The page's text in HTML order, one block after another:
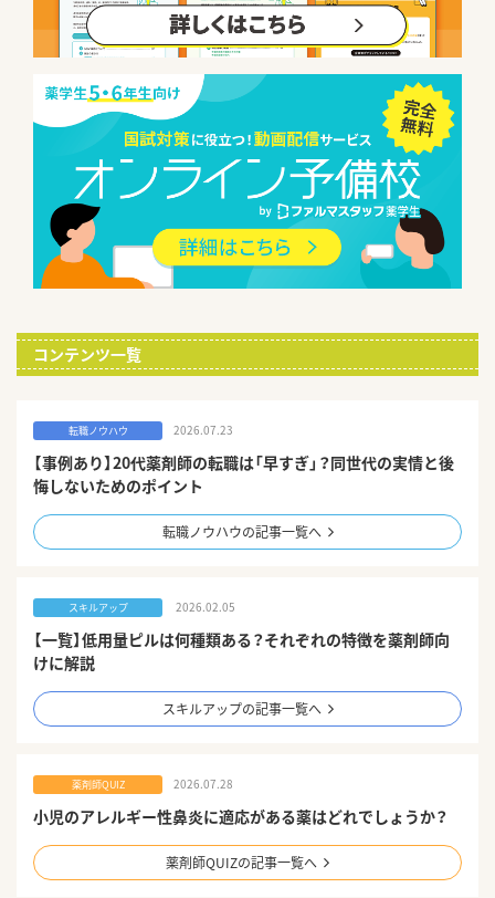
コンテンツ一覧
転職ノウハウ 2026.07.23
【事例あり】20代薬剤師の転職は「早すぎ」？同世代の実情と後
悔しないためのポイント
転職ノウハウの記事一覧へ
スキルアップ 2026.02.05
【一覧】低用量ピルは何種類ある？それぞれの特徴を薬剤師向
けに解説
スキルアップの記事一覧へ
薬剤師QUIZ 2026.07.28
小児のアレルギー性鼻炎に適応がある薬はどれでしょうか？
薬剤師QUIZの記事一覧へ